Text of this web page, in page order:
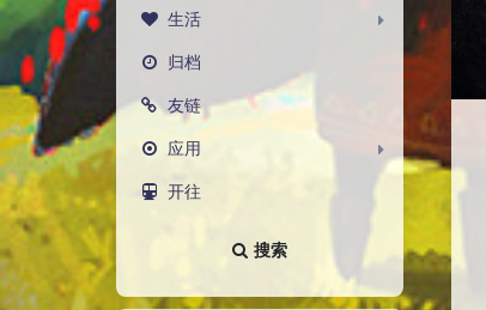
生活
归档
友链
应用
开往
搜索